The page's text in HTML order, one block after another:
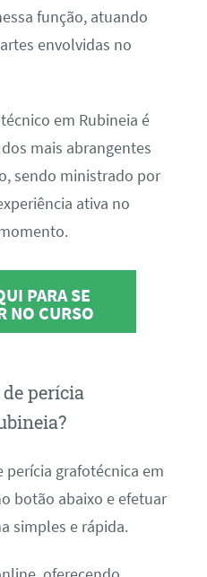
função, atuando
envolvidas no
em Rubineia é
mais abrangentes
sendo ministrado por
ativa no
PARA SE
NO CURSO
perícia
perícia grafotécnica em
botão abaixo e efetuar
simples e rápida.